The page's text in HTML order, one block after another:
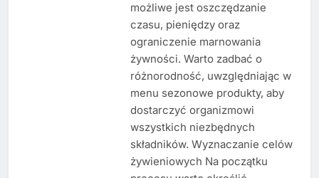
możliwe jest oszczędzanie
czasu, pieniędzy oraz
ograniczenie marnowania
żywności. Warto zadbać o
różnorodność, uwzględniając w
menu sezonowe produkty, aby
dostarczyć organizmowi
wszystkich niezbędnych
składników. Wyznaczanie celów
żywieniowych Na początku